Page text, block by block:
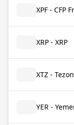
XPF - CFP
XRP - XRP
XTZ - Tezon
YER -